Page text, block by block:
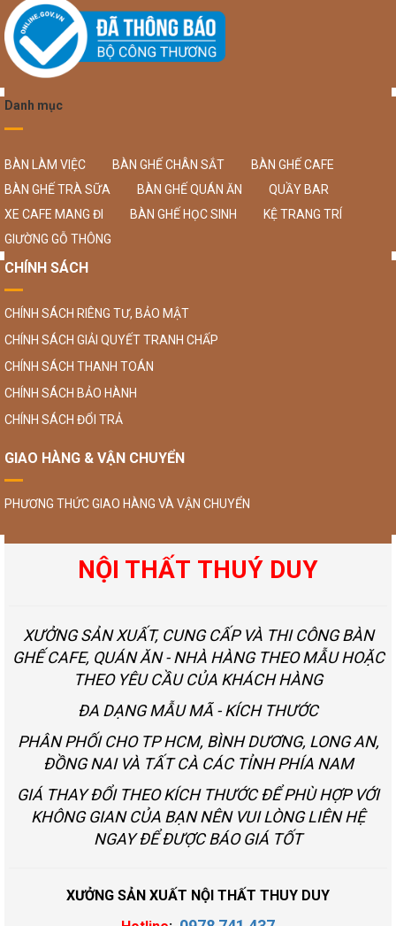
Danh mục
BÀN LÀM VIỆC BÀN GHẾ CHÂN SẮT
BÀN GHẾ CAFE
BÀN GHẾ TRÀ SỮA
BÀN GHẾ QUÁN ĂN
QUẦY BAR
XE CAFE MANG ĐI
BÀN GHẾ HỌC SINH
KỆ TRANG TRÍ
GIƯỜNG GỖ THÔNG
CHÍNH SÁCH
CHÍNH SÁCH RIÊNG TƯ, BẢO MẬT
CHÍNH SÁCH GIẢI QUYẾT TRANH CHẤP
CHÍNH SÁCH THANH TOÁN
CHÍNH SÁCH BẢO HÀNH
CHÍNH SÁCH ĐỔI TRẢ
GIAO HÀNG & VẬN CHUYỂN
PHƯƠNG THỨC GIAO HÀNG VÀ VẬN CHUYỂN
NỘI THẤT THUÝ DUY
XƯỞNG SẢN XUẤT, CUNG CẤP VÀ THI CÔNG BÀN
GHẾ CAFE, QUÁN ĂN - NHÀ HÀNG THEO MẪU HOẶC
THEO YÊU CẦU CỦA KHÁCH HÀNG
ĐA DẠNG MẪU MÃ - KÍCH THƯỚC
PHÂN PHỐI CHO TP HCM, BÌNH DƯƠNG, LONG AN,
ĐỒNG NAI VÀ TẤT CÀ CÁC TỈNH PHÍA NAM
GIÁ THAY ĐỔI THEO KÍCH THƯỚC ĐỂ PHÙ HỢP VỚI
KHÔNG GIAN CỦA BẠN NÊN VUI LÒNG LIÊN HỆ
NGAY ĐỂ ĐƯỢC BÁO GIÁ TỐT
XƯỞNG SẢN XUẤT NỘI THẤT THUY DUY